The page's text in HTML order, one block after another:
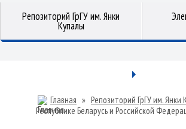
Репозиторий ГрГУ им. Янки
Купалы
Главная » Репозиторий ГрГУ им. Янки
Республике Беларусь и Российской